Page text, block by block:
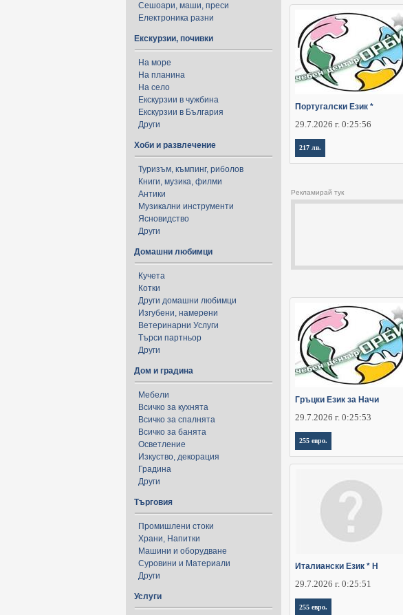
Сешоари, маши, преси
Електроника разни
Екскурзии, почивки
На море
На планина
На село
Екскурзии в чужбина
Екскурзии в България
Други
Хоби и развлечение
Туризъм, къмпинг, риболов
Книги, музика, филми
Антики
Музикални инструменти
Ясновидство
Други
Домашни любимци
Кучета
Котки
Други домашни любимци
Изгубени, намерени
Ветеринарни Услуги
Търси партньор
Други
Дом и градина
Мебели
Всичко за кухнята
Всичко за спалнята
Всичко за банята
Осветление
Изкуство, декорация
Градина
Други
Търговия
Промишлени стоки
Храни, Напитки
Машини и оборудване
Суровини и Материали
Други
Услуги
Португалски Език *
29.7.2026 г. 0:25:56
217 лв.
Рекламирай тук
Гръцки Език за Начи
29.7.2026 г. 0:25:53
255 евро.
Италиански Език * Н
29.7.2026 г. 0:25:51
255 евро.